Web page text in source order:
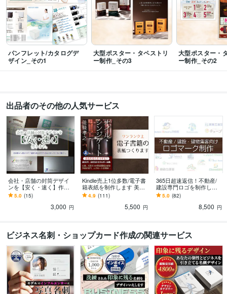
Adobe Photoshop:20年Adobe Illustrator:20年
その他ツール
アートディレクター:15年ライター・編集:20年
映像カメラマン・映像ディレクター:3年
得意分野
デザイン制作 ロゴマーク/会社製品/ちらしフライヤー他
学歴
武蔵野美術大学 1990年3月 ~ 1994年2月
パンフレット/カタログデ
ザイン_その1
大型ポスター・タペストリ
ー制作_その3
大型ポスター・
ー制作_その2
出品者のその他の人気サービス
会社・店舗の封筒デザイ
ンを【安く・速く】作り
ます 見本集から選ぶだ
け！面倒な指示や打ち合
わせをしたくない貴方へ
5.0 (15)
3,000 円
Kindle売上1位多数/電子書
籍表紙を制作します 美大
卒・色検1級デザイナー
【ワンランク上のKindle表
4.9 (111)
5,500 円
365日超速返信！不動産/
建設専門ロゴを制作しま
す 美大卒・色検1級デザイ
ナー作【集客できるロゴ/
5.0 (82)
8,500 円
ビジネス名刺・ショップカード作成の関連サービス